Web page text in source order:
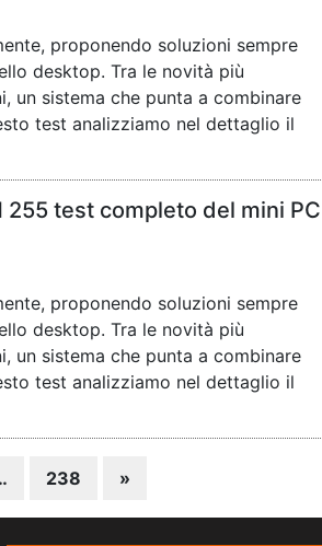
proponendo soluzioni sempre
desktop. Tra le novità più
un sistema che punta a combinare
test analizziamo nel dettaglio il
255 test completo del mini PC
proponendo soluzioni sempre
desktop. Tra le novità più
un sistema che punta a combinare
test analizziamo nel dettaglio il
238 »